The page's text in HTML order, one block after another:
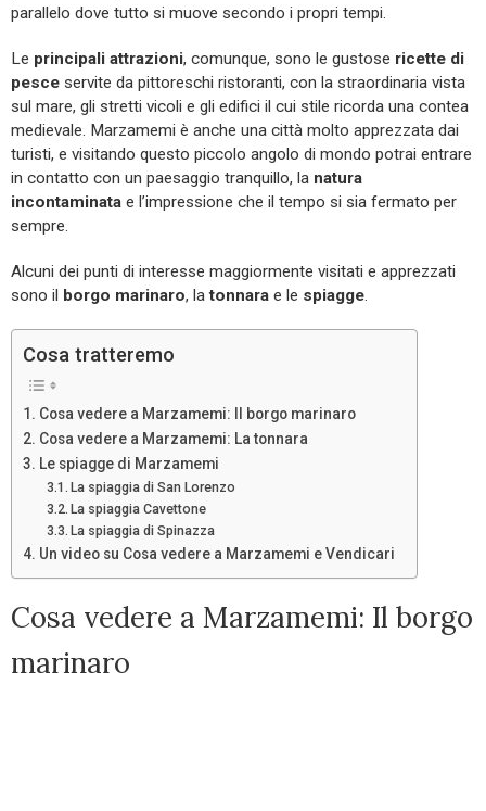
parallelo dove tutto si muove secondo i propri tempi.
Le principali attrazioni, comunque, sono le gustose ricette di
pesce servite da pittoreschi ristoranti, con la straordinaria vista
sul mare, gli stretti vicoli e gli edifici il cui stile ricorda una contea
medievale. Marzamemi è anche una città molto apprezzata dai
turisti, e visitando questo piccolo angolo di mondo potrai entrare
in contatto con un paesaggio tranquillo, la natura
incontaminata e l’impressione che il tempo si sia fermato per
sempre.
Alcuni dei punti di interesse maggiormente visitati e apprezzati
sono il borgo marinaro, latonnara e le spiagge.
Cosa tratteremo
Cosa vedere a Marzamemi: Il borgo marinaro
Cosa vedere a Marzamemi: La tonnara
Le spiagge di Marzamemi
La spiaggia di San Lorenzo
La spiaggia Cavettone
La spiaggia di Spinazza
Un video su Cosa vedere a Marzamemi e Vendicari
Cosa vedere a Marzamemi: Il borgo
marinaro